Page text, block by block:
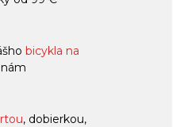
bicykla na
, dobierkou,